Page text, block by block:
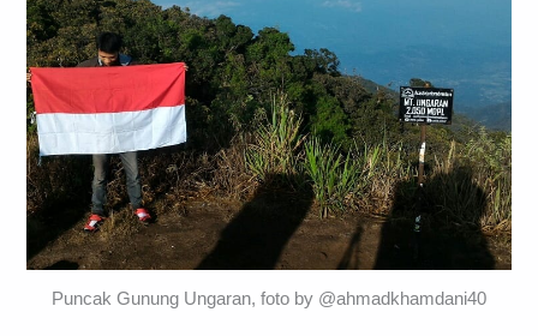
Puncak Gunung Ungaran, foto by @ahmadkhamdani40